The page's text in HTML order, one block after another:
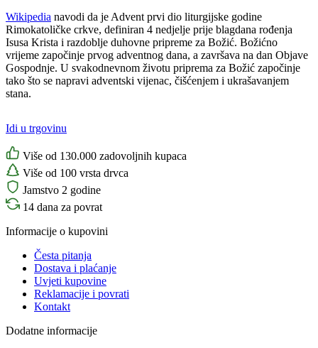
Wikipedia navodi da je Advent prvi dio liturgijske godine
Rimokatoličke crkve, definiran 4 nedjelje prije blagdana rođenja
Isusa Krista i razdoblje duhovne pripreme za Božić. Božićno
vrijeme započinje prvog adventnog dana, a završava na dan Objave
Gospodnje. U svakodnevnom životu priprema za Božić započinje
tako što se napravi adventski vijenac, čišćenjem i ukrašavanjem
stana.
Idi u trgovinu
Više od 130.000 zadovoljnih kupaca
Više od 100 vrsta drvca
Jamstvo 2 godine
14 dana za povrat
Informacije o kupovini
Česta pitanja
Dostava i plaćanje
Uvjeti kupovine
Reklamacije i povrati
Kontakt
Dodatne informacije